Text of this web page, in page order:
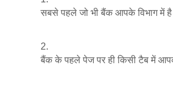
सबसे पहले जो भी बैंक आपके विभाग में
बैंक के पहले पेज पर ही किसी टैब में